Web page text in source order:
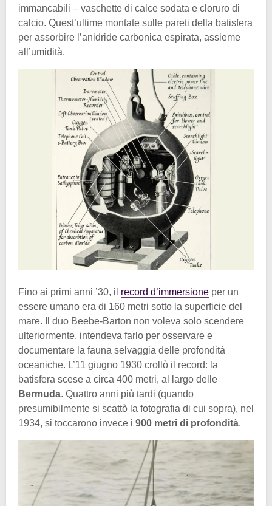
immancabili – vaschette di calce sodata e cloruro di
calcio. Quest’ultime montate sulle pareti della batisfera
per assorbire l’anidride carbonica espirata, assieme
all’umidità.
Fino ai primi anni ’30, il record d’immersione per un
essere umano era di 160 metri sotto la superficie del
mare. Il duo Beebe-Barton non voleva solo scendere
ulteriormente, intendeva farlo per osservare e
documentare la fauna selvaggia delle profondità
oceaniche. L’11 giugno 1930 crollò il record: la
batisfera scese a circa 400 metri, al largo delle
Bermuda. Quattro anni più tardi (quando
presumibilmente si scattò la fotografia di cui sopra), nel
1934, si toccarono invece i 900 metri di profondità.